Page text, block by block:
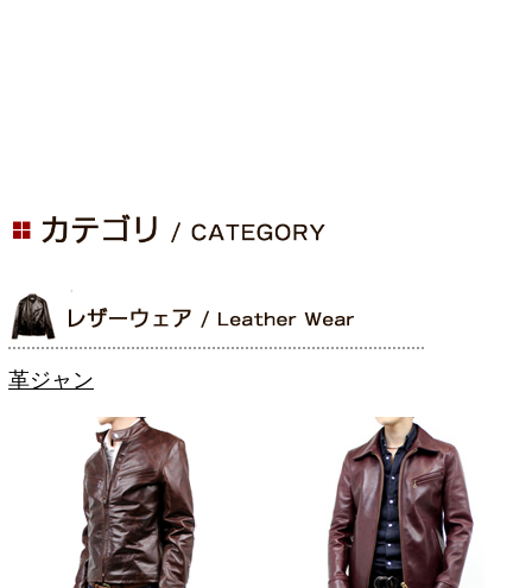
革ジャン